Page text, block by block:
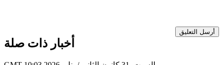
أرسل التعليق
أخبار ذات صلة